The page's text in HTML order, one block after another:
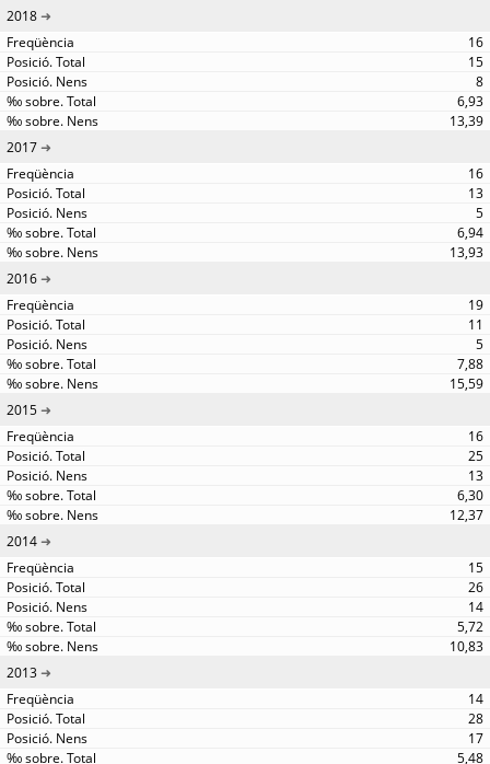
2018
16
15
8
6,93
13,39
2017
16
13
5
6,94
13,93
2016
19
11
5
7,88
15,59
2015
16
25
13
6,30
12,37
2014
15
26
14
5,72
10,83
2013
14
28
17
5,48